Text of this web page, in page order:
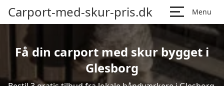
Carport-med-skur-pris.dk Menu
Få din carport med skur bygget i
Glesborg